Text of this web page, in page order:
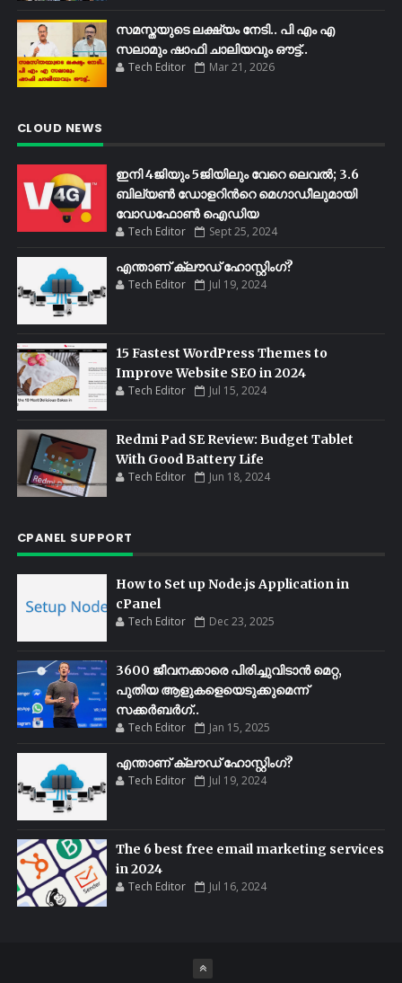
സമസ്തയുടെ ലക്ഷ്യം നേടി.. പി എം എ
സലാമും ഷാഫി ചാലിയവും ഔട്ട്..
Tech Editor Mar 21, 2026
CLOUD NEWS
ഇനി 4ജിയും 5ജിയിലും വേറെ ലെവൽ; 3.6
ബില്യണ്‍ ഡോളറിന്‍റെ മെഗാഡീലുമായി
വോഡഫോണ്‍ ഐഡിയ
Tech Editor Sept 25, 2024
എന്താണ് ക്ലൗഡ് ഹോസ്റ്റിംഗ്?
Tech Editor Jul 19, 2024
15 Fastest WordPress Themes to
Improve Website SEO in 2024
Tech Editor Jul 15, 2024
Redmi Pad SE Review: Budget Tablet
With Good Battery Life
Tech Editor Jun 18, 2024
CPANEL SUPPORT
How to Set up Node.js Application in
cPanel
Tech Editor Dec 23, 2025
3600 ജീവനക്കാരെ പിരിച്ചുവിടാൻ മെറ്റ,
പുതിയ ആളുകളെയെടുക്കുമെന്ന്
സക്കർബർഗ്..
Tech Editor Jan 15, 2025
എന്താണ് ക്ലൗഡ് ഹോസ്റ്റിംഗ്?
Tech Editor Jul 19, 2024
The 6 best free email marketing services
in 2024
Tech Editor Jul 16, 2024